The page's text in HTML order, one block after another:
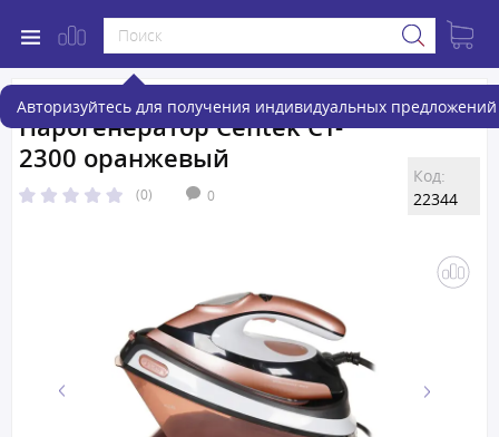
Авторизуйтесь для получения индивидуальных предложений
Парогенератор Centek CT-
2300 оранжевый
(0) 0
Код:
22344